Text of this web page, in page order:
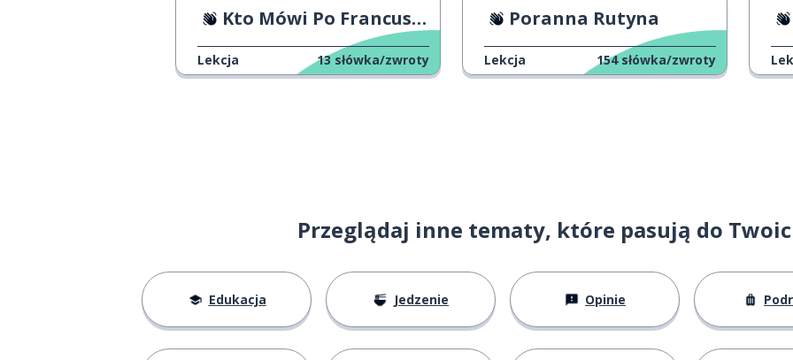
Kto Mówi Po Francusku?
Lekcja 13 słówka/zwroty
Poranna Rutyna
Lekcja 154 słówka/zwroty
Przeglądaj inne tematy, które pasują do
Edukacja Jedzenie Opinie